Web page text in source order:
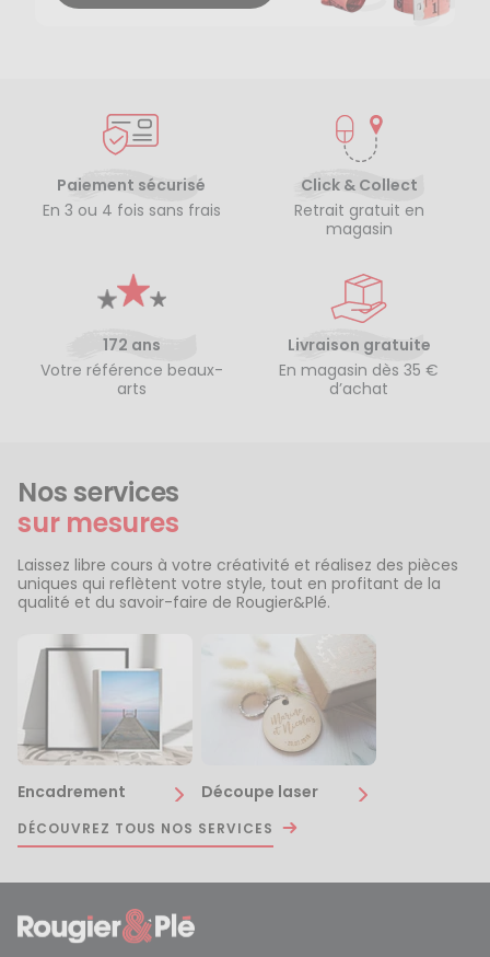
Paiement sécurisé
En 3 ou 4 fois sans frais
Click & Collect
Retrait gratuit en
magasin
172 ans
Votre référence beaux-
arts
Livraison gratuite
En magasin dès 35 €
d’achat
Nos services
sur mesures
Laissez libre cours à votre créativité et réalisez des pièces
uniques qui reflètent votre style, tout en profitant de la
qualité et du savoir-faire de Rougier&Plé.
Encadrement Découpe laser
DÉCOUVREZ TOUS NOS SERVICES